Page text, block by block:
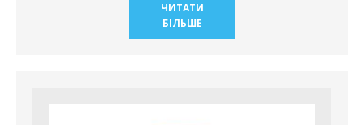
ЧИТАТИ
БІЛЬШЕ